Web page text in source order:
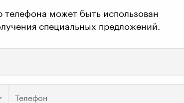
приятно было с Ваи познакомиться) спасибо
телефона может быть использован
специальных предложений.
Телефон